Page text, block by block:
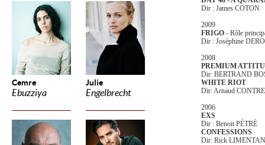
Cemre
Ebuzziya
Julie
Engelbrecht
Dir : James COTON
2009
FRIGO - Rôle
Dir : Joséphine
2008
PREMIUM
Dir: BERTRAND
WHITE RIOT
Dir: Arnaud
2006
EXS
Dir : Benoit PÉTRÉ
CONFESSIONS
Dir: Rick